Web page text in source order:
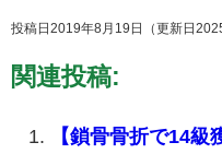
投稿日2019年8月19日 （更新日
関連投稿:
【鎖骨骨折で14